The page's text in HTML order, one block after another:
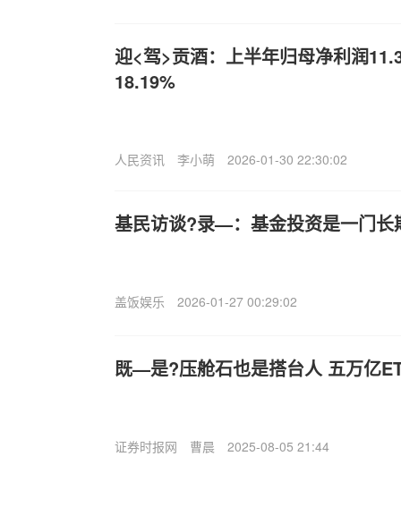
迎<驾>贡酒：上半年归母净利润
18.19%
人民资讯 李小萌 2026-01-30 22:30:02
基民访谈?录—：基金投资是一门长
盖饭娱乐 2026-01-27 00:29:02
既—是?压舱石也是搭台人 五万亿
证券时报网 曹晨 2025-08-05 21:44